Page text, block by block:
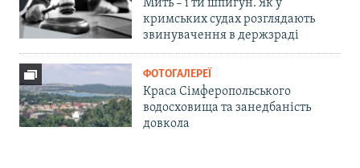
Мить – і ти шпигун. Як у
кримських судах розглядають
звинувачення в держзраді
ФОТОГАЛЕРЕЇ
Краса Сімферопольського
водосховища та занедбаність
довкола